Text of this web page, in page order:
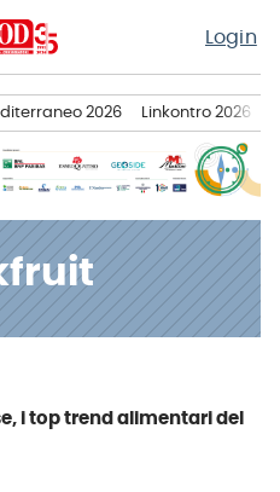
Login
2026 Linkontro 2026
i top trend alimentari del